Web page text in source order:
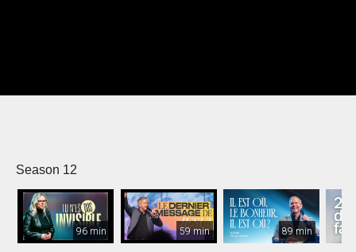
Season 12
96 min 59 min 89 min